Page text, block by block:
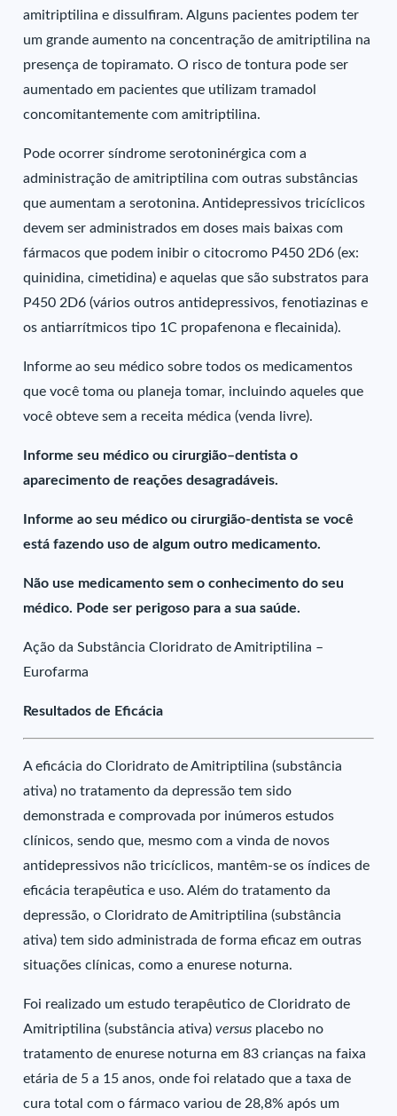
amitriptilina e dissulfiram. Alguns pacientes podem ter
um grande aumento na concentração de amitriptilina na
presença de topiramato. O risco de tontura pode ser
aumentado em pacientes que utilizam tramadol
concomitantemente com amitriptilina.
Pode ocorrer síndrome serotoninérgica com a
administração de amitriptilina com outras substâncias
que aumentam a serotonina. Antidepressivos tricíclicos
devem ser administrados em doses mais baixas com
fármacos que podem inibir o citocromo P450 2D6 (ex:
quinidina, cimetidina) e aquelas que são substratos para
P450 2D6 (vários outros antidepressivos, fenotiazinas e
os antiarrítmicos tipo 1C propafenona e flecainida).
Informe ao seu médico sobre todos os medicamentos
que você toma ou planeja tomar, incluindo aqueles que
você obteve sem a receita médica (venda livre).
Informe seu médico ou cirurgião–dentista o
aparecimento de reações desagradáveis.
Informe ao seu médico ou cirurgião-dentista se você
está fazendo uso de algum outro medicamento.
Não use medicamento sem o conhecimento do seu
médico. Pode ser perigoso para a sua saúde.
Ação da Substância Cloridrato de Amitriptilina –
Eurofarma
Resultados de Eficácia
A eficácia do Cloridrato de Amitriptilina (substância
ativa) no tratamento da depressão tem sido
demonstrada e comprovada por inúmeros estudos
clínicos, sendo que, mesmo com a vinda de novos
antidepressivos não tricíclicos, mantêm-se os índices de
eficácia terapêutica e uso. Além do tratamento da
depressão, o Cloridrato de Amitriptilina (substância
ativa) tem sido administrada de forma eficaz em outras
situações clínicas, como a enurese noturna.
Foi realizado um estudo terapêutico de Cloridrato de
Amitriptilina (substância ativa)versus placebo no
tratamento de enurese noturna em 83 crianças na faixa
etária de 5 a 15 anos, onde foi relatado que a taxa de
cura total com o fármaco variou de 28,8% após um